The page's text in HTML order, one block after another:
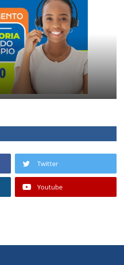
Twitter
Youtube